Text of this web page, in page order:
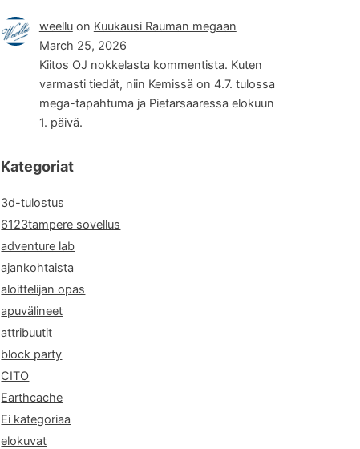
weelluon Kuukausi Rauman megaan
March 25, 2026
Kiitos OJ nokkelasta kommentista. Kuten
varmasti tiedät, niin Kemissä on 4.7. tulossa
mega-tapahtuma ja Pietarsaaressa elokuun
1. päivä.
Kategoriat
3d-tulostus
6123tampere sovellus
adventure lab
ajankohtaista
aloittelijan opas
apuvälineet
attribuutit
block party
CITO
Earthcache
Ei kategoriaa
elokuvat